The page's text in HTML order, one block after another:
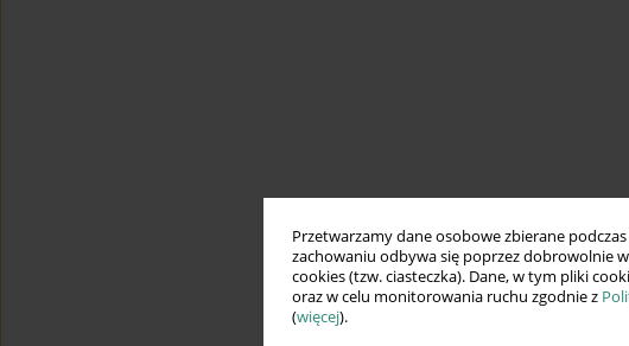
Przetwarzamy dane osobowe zbierane
zachowaniu odbywa się poprzez dobrowolnie
cookies (tzw. ciasteczka). Dane, w tym pliki
oraz w celu monitorowania ruchu zgodnie z
(więcej).